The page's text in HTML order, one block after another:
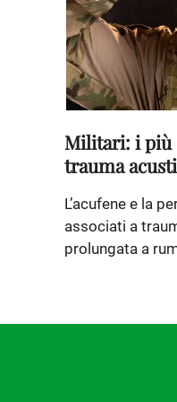
Militari: i più
trauma
L’acufene e la
associati a
prolungata a